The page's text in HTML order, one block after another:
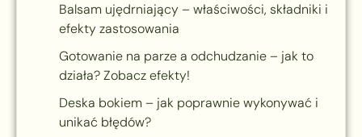
Balsam ujędrniający – właściwości, składniki i
efekty zastosowania
Gotowanie na parze a odchudzanie – jak to
działa? Zobacz efekty!
Deska bokiem – jak poprawnie wykonywać i
unikać błędów?